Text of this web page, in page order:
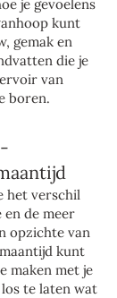
je gevoelens
kunt
gemak en
die je
van
boren.
het verschil
en de meer
opzichte van
kunt
maken met je
te laten wat